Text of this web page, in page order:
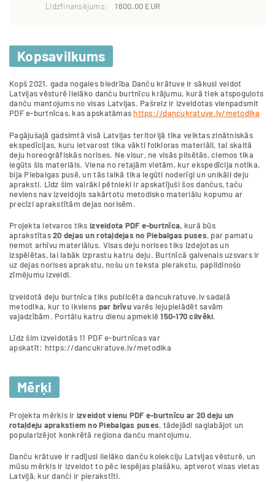
Līdzfinansējums:
1600.00 EUR
Kopsavilkums
Kopš 2021. gada nogales biedrība Danču krātuve ir sākusi veidot
Latvijas vēsturē lielāko danču burtnīcu krājumu, kurā tiek atspoguļots
danču mantojums no visas Latvijas. Pašreiz ir izveidotas vienpadsmit
PDF e-burtnīcas, kas apskatāmas https://dancukratuve.lv/metodika
Pagājušajā gadsimtā visā Latvijas teritorijā tika veiktas zinātniskās
ekspedīcijas, kuru ietvarost tika vākti folkloras materiāli, tai skaitā
deju horeogrāfiskās norises. Ne visur, ne visās pilsētās, ciemos tika
iegūts šis materiāls. Viena no retajām vietām, kur ekspedīcija notika,
bija Piebalgas pusē, un tās laikā tika iegūti noderīgi un unikāli deju
apraksti. Līdz šim vairāki pētnieki ir apskatījuši šos dančus, taču
neviens nav izveidojis sakārtotu metodisko materiālu kopumu ar
precīzi aprakstītām dejas norisēm.
Projekta ietvaros tiks izveidota PDF e-burtnīca, kurā būs
aprakstītas20 dejas un rotaļdejas no Piebalgas puses, par pamatu
ņemot arhīvu materiālus. Visas deju norises tiks izdejotas un
izspēlētas, lai labāk izprastu katru deju. Burtnīcā galvenais uzsvars ir
uz dejas norises aprakstu, nošu un teksta pierakstu, papildinošo
zīmējumu izveidi.
Izveidotā deju burtnīca tiks publicēta dancukratuve.lv sadaļā
metodika, kur to ikviens par brīvuvarēs lejupielādēt savām
vajadzībām. Portālu katru dienu apmeklē150-170 cilvēki.
Līdz šim izveidotās 11 PDF e-burtnīcas var
apskatīt: https://dancukratuve.lv/metodika
Mērķi
Projekta mērķis ir izveidot vienu PDF e-burtnīcu ar 20 deju un
rotaļdeju aprakstiem no Piebalgas puses, tādejādi saglabājot un
popularizējot konkrētā reģiona danču mantojumu.
Danču krātuve ir radījusi lielāko danču kolekciju Latvijas vēsturē, un
mūsu mērķis ir izveidot to pēc iespējas plašāku, aptverot visas vietas
Latvijā, kur danči ir pierakstīti.